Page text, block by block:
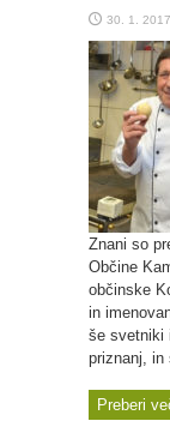
30. 1. 2017
Znani so
Občine
občinske
in
še svetniki
priznanj, in
Preberi